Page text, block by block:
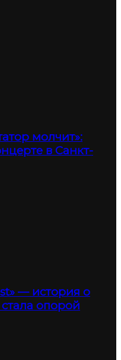
молчит»:
в Санкт-
— история о
опорой